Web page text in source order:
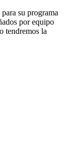
su programa
por equipo
tendremos la